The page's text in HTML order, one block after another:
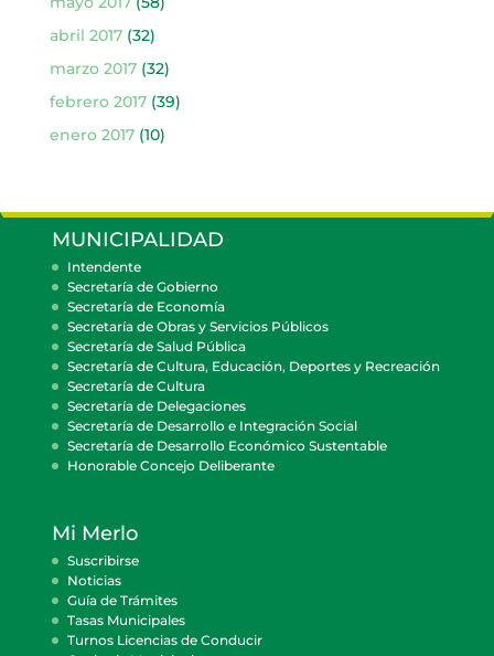
abril 2017(32)
marzo 2017(32)
febrero 2017(39)
enero 2017(10)
MUNICIPALIDAD
Intendente
Secretaría de Gobierno
Secretaría de Economía
Secretaría de Obras y Servicios Públicos
Secretaría de Salud Pública
Secretaría de Cultura, Educación, Deportes y Recreación
Secretaría de Cultura
Secretaría de Delegaciones
Secretaría de Desarrollo e Integración Social
Secretaría de Desarrollo Económico Sustentable
Honorable Concejo Deliberante
Mi Merlo
Suscribirse
Noticias
Guía de Trámites
Tasas Municipales
Turnos Licencias de Conducir